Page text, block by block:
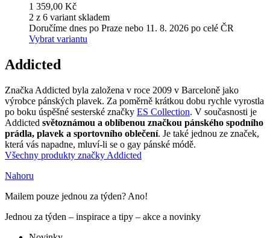
1 359,00 Kč
2 z 6 variant skladem
Doručíme dnes po Praze nebo 11. 8. 2026 po celé ČR
Vybrat variantu
Addicted
Značka Addicted byla založena v roce 2009 v Barceloně jako
výrobce pánských plavek. Za poměrně krátkou dobu rychle vyrostla
po boku úspěšné sesterské značky ES Collection. V současnosti je
Addicted světoznámou a oblíbenou značkou pánského spodního
prádla, plavek a sportovního oblečení. Je také jednou ze značek,
která vás napadne, mluví-li se o gay pánské módě.
Všechny produkty značky Addicted
Nahoru
Mailem pouze jednou za týden? Ano!
Jednou za týden – inspirace a tipy – akce a novinky